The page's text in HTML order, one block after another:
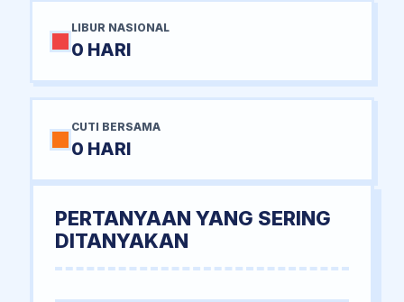
LIBUR NASIONAL
0 HARI
CUTI BERSAMA
0 HARI
PERTANYAAN YANG SERING
DITANYAKAN